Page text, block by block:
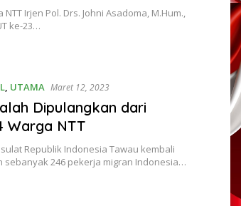
NTT Irjen Pol. Drs. Johni Asadoma, M.Hum.,
ke-23…
, UTAMA Maret 12, 2023
Dipulangkan dari
Warga NTT
Republik Indonesia Tawau kembali
sebanyak 246 pekerja migran Indonesia…